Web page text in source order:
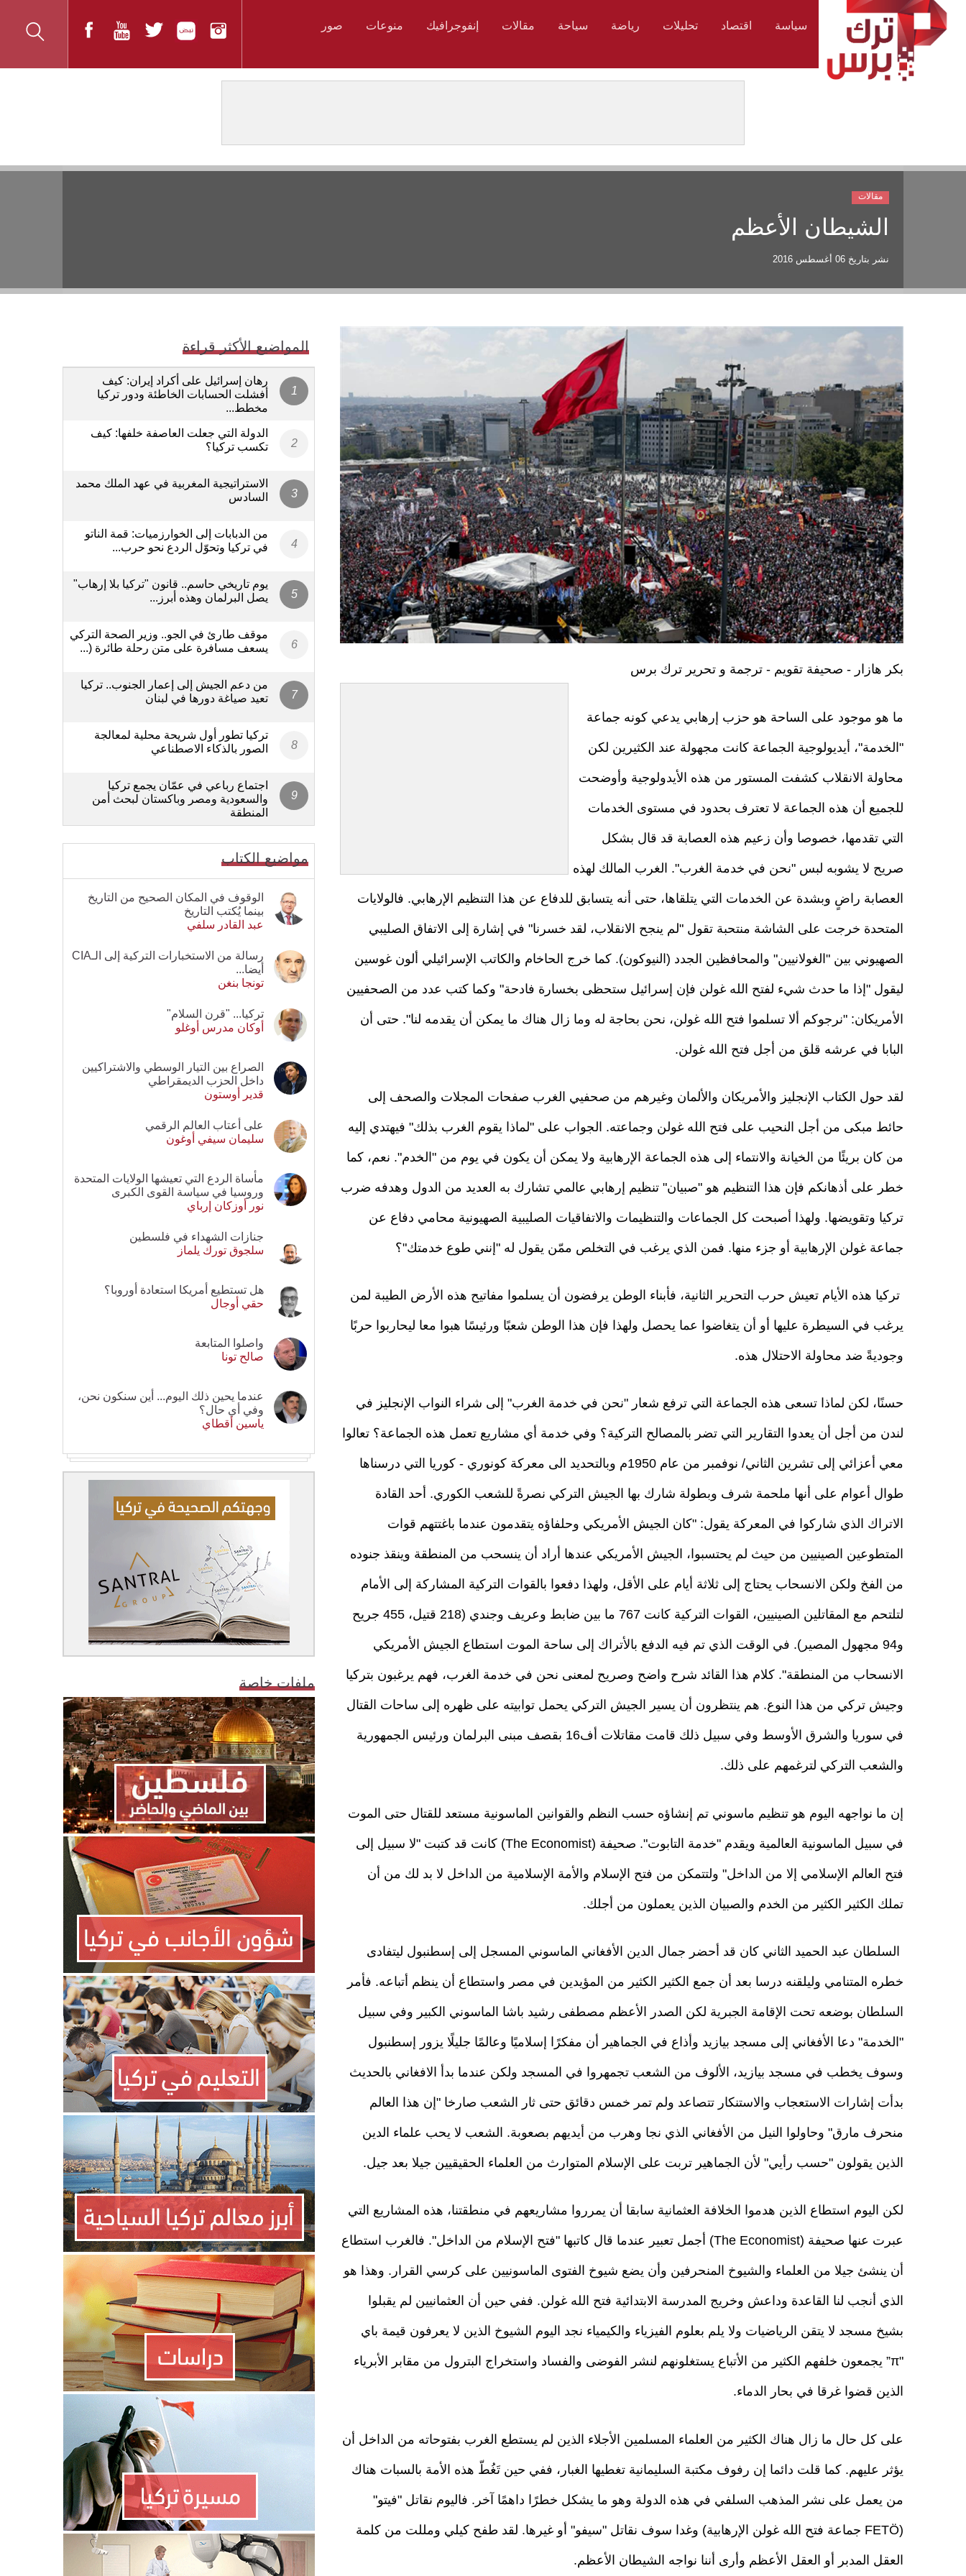
سياسة اقتصاد تحليلات رياضة سياحة مقالات إنفوجرافيك منوعات صور
الشيطان الأعظم
نشر بتاريخ 06 أغسطس 2016
مقالات
بكر هازار - صحيفة تقويم - ترجمة و تحرير ترك برس
ما هو موجود على الساحة هو حزب إرهابي يدعي كونه جماعة
"الخدمة"، أيديولوجية الجماعة كانت مجهولة عند الكثيرين لكن
محاولة الانقلاب كشفت المستور من هذه الأيدولوجية وأوضحت
للجميع أن هذه الجماعة لا تعترف بحدود في مستوى الخدمات
التي تقدمها، خصوصا وأن زعيم هذه العصابة قد قال بشكل
صريح لا يشوبه لبس "نحن في خدمة الغرب". الغرب المالك لهذه
العصابة راضٍ وبشدة عن الخدمات التي يتلقاها، حتى أنه يتسابق للدفاع عن هذا التنظيم الإرهابي. فالولايات
المتحدة خرجت على الشاشة منتحبة تقول "لم ينجح الانقلاب، لقد خسرنا" في إشارة إلى الاتفاق الصليبي
الصهيوني بين "الغولانيين" والمحافظين الجدد (النيوكون). كما خرج الحاخام والكاتب الإسرائيلي ألون غوسين
ليقول "إذا ما حدث شيء لفتح الله غولن فإن إسرائيل ستحظى بخسارة فادحة" وكما كتب عدد من الصحفيين
الأمريكان: "نرجوكم ألا تسلموا فتح الله غولن، نحن بحاجة له وما زال هناك ما يمكن أن يقدمه لنا". حتى أن
البابا في عرشه قلق من أجل فتح الله غولن.
لقد حول الكتاب الإنجليز والأمريكان والألمان وغيرهم من صحفيي الغرب صفحات المجلات والصحف إلى
حائط مبكى من أجل النحيب على فتح الله غولن وجماعته. الجواب على "لماذا يقوم الغرب بذلك" فيهتدي إليه
من كان بريئًا من الخيانة والانتماء إلى هذه الجماعة الإرهابية ولا يمكن أن يكون في يوم من "الخدم". نعم، كما
خطر على أذهانكم فإن هذا التنظيم هو "صبيان" تنظيم إرهابي عالمي تشارك به العديد من الدول وهدفه ضرب
تركيا وتقويضها. ولهذا أصبحت كل الجماعات والتنظيمات والاتفاقيات الصليبية الصهيونية محامي دفاع عن
جماعة غولن الإرهابية أو جزء منها. فمن الذي يرغب في التخلص ممّن يقول له "إنني طوع خدمتك"؟
تركيا هذه الأيام تعيش حرب التحرير الثانية، فأبناء الوطن يرفضون أن يسلموا مفاتيح هذه الأرض الطيبة لمن
يرغب في السيطرة عليها أو أن يتغاضوا عما يحصل ولهذا فإن هذا الوطن شعبًا ورئيسًا هبوا معا ليحاربوا حربًا
وجوديةً ضد محاولة الاحتلال هذه.
حسنًا، لكن لماذا تسعى هذه الجماعة التي ترفع شعار "نحن في خدمة الغرب" إلى شراء النواب الإنجليز في
لندن من أجل أن يعدوا التقارير التي تضر بالمصالح التركية؟ وفي خدمة أي مشاريع تعمل هذه الجماعة؟ تعالوا
معي أعزائي إلى تشرين الثاني/ نوفمبر من عام 1950م وبالتحديد الى معركة كونوري - كوريا التي درسناها
طوال أعوام على أنها ملحمة شرف وبطولة شارك بها الجيش التركي نصرةً للشعب الكوري. أحد القادة
الاتراك الذي شاركوا في المعركة يقول: "كان الجيش الأمريكي وحلفاؤه يتقدمون عندما باغتتهم قوات
المتطوعين الصينيين من حيث لم يحتسبوا، الجيش الأمريكي عندها أراد أن ينسحب من المنطقة وينقذ جنوده
من الفخ ولكن الانسحاب يحتاج إلى ثلاثة أيام على الأقل، ولهذا دفعوا بالقوات التركية المشاركة إلى الأمام
لتلتحم مع المقاتلين الصينيين، القوات التركية كانت 767 ما بين ضابط وعريف وجندي (218 قتيل، 455 جريح
و94 مجهول المصير). في الوقت الذي تم فيه الدفع بالأتراك إلى ساحة الموت استطاع الجيش الأمريكي
الانسحاب من المنطقة". كلام هذا القائد شرح واضح وصريح لمعنى نحن في خدمة الغرب، فهم يرغبون بتركيا
وجيش تركي من هذا النوع. هم ينتظرون أن يسير الجيش التركي يحمل توابيته على ظهره إلى ساحات القتال
في سوريا والشرق الأوسط وفي سبيل ذلك قامت مقاتلات أف16 بقصف مبنى البرلمان ورئيس الجمهورية
والشعب التركي لترغمهم على ذلك.
إن ما نواجهه اليوم هو تنظيم ماسوني تم إنشاؤه حسب النظم والقوانين الماسونية مستعد للقتال حتى الموت
في سبيل الماسونية العالمية ويقدم "خدمة التابوت". صحيفة (The Economist) كانت قد كتبت "لا سبيل إلى
فتح العالم الإسلامي إلا من الداخل" ولتتمكن من فتح الإسلام والأمة الإسلامية من الداخل لا بد لك من أن
تملك الكثير الكثير من الخدم والصبيان الذين يعملون من أجلك.
السلطان عبد الحميد الثاني كان قد أحضر جمال الدين الأفغاني الماسوني المسجل إلى إسطنبول ليتفادى
خطره المتنامي وليلقنه درسا بعد أن جمع الكثير الكثير من المؤيدين في مصر واستطاع أن ينظم أتباعه. فأمر
السلطان بوضعه تحت الإقامة الجبرية لكن الصدر الأعظم مصطفى رشيد باشا الماسوني الكبير وفي سبيل
"الخدمة" دعا الأفغاني إلى مسجد بيازيد وأذاع في الجماهير أن مفكرًا إسلاميًا وعالمًا جليلًا يزور إسطنبول
وسوف يخطب في مسجد بيازيد، الألوف من الشعب تجمهروا في المسجد ولكن عندما بدأ الافغاني بالحديث
بدأت إشارات الاستعجاب والاستنكار تتصاعد ولم تمر خمس دقائق حتى ثار الشعب صارخا "إن هذا العالم
منحرف مارق" وحاولوا النيل من الأفغاني الذي نجا وهرب من أيديهم بصعوبة. الشعب لا يحب علماء الدين
الذين يقولون "حسب رأيي" لأن الجماهير تربت على الإسلام المتوارث من العلماء الحقيقيين جيلا بعد جيل.
لكن اليوم استطاع الذين هدموا الخلافة العثمانية سابقا أن يمرروا مشاريعهم في منطقتنا، هذه المشاريع التي
عبرت عنها صحيفة (The Economist) أجمل تعبير عندما قال كاتبها "فتح الإسلام من الداخل". فالغرب استطاع
أن ينشئ جيلا من العلماء والشيوخ المنحرفين وأن يضع شيوخ الفتوى الماسونيين على كرسي القرار. وهذا هو
الذي أنجب لنا القاعدة وداعش وخريج المدرسة الابتدائية فتح الله غولن. ففي حين أن العثمانيين لم يقبلوا
بشيخ مسجد لا يتقن الرياضيات ولا يلم بعلوم الفيزياء والكيمياء نجد اليوم الشيوخ الذين لا يعرفون قيمة باي
"π” يجمعون خلفهم الكثير من الأتباع يستغلونهم لنشر الفوضى والفساد واستخراج البترول من مقابر الأبرياء
الذين قضوا غرقا في بحار الدماء.
على كل حال ما زال هناك الكثير من العلماء المسلمين الأجلاء الذين لم يستطع الغرب بفتوحاته من الداخل أن
يؤثر عليهم. كما قلت دائما إن رفوف مكتبة السليمانية تغطيها الغبار، ففي حين تَغُطّ هذه الأمة بالسبات هناك
من يعمل على نشر المذهب السلفي في هذه الدولة وهو ما يشكل خطرًا داهمًا آخر. فاليوم نقاتل "فيتو"
(FETÖ جماعة فتح الله غولن الإرهابية) وغدا سوف نقاتل "سيفو" أو غيرها. لقد طفح كيلي ومللت من كلمة
العقل المدبر أو العقل الأعظم وأرى أننا نواجه الشيطان الأعظم.
المواضيع الأكثر قراءة
رهان إسرائيل على أكراد إيران: كيف
أفشلت الحسابات الخاطئة ودور تركيا
مخطط...
الدولة التي جعلت العاصفة خلفها: كيف
تكسب تركيا؟
الاستراتيجية المغربية في عهد الملك محمد
السادس
من الدبابات إلى الخوارزميات: قمة الناتو
في تركيا وتحوّل الردع نحو حرب...
يوم تاريخي حاسم.. قانون "تركيا بلا إرهاب"
يصل البرلمان وهذه أبرز...
موقف طارئ في الجو.. وزير الصحة التركي
يسعف مسافرة على متن رحلة طائرة (...
من دعم الجيش إلى إعمار الجنوب.. تركيا
تعيد صياغة دورها في لبنان
تركيا تطور أول شريحة محلية لمعالجة
الصور بالذكاء الاصطناعي
اجتماع رباعي في عمّان يجمع تركيا
والسعودية ومصر وباكستان لبحث أمن
المنطقة
مواضيع الكتاب
الوقوف في المكان الصحيح من التاريخ
بينما يُكتب التاريخ
عبد القادر سلفي
رسالة من الاستخبارات التركية إلى الـCIA
أيضا...
تونجا بنغن
تركيا... "قرن السلام"
أوكان مدرس أوغلو
الصراع بين التيار الوسطي والاشتراكيين
داخل الحزب الديمقراطي
قدير أوستون
على أعتاب العالم الرقمي
سليمان سيفي أوغون
مأساة الردع التي تعيشها الولايات المتحدة
وروسيا في سياسة القوى الكبرى
نور أوزكان إرباي
جنازات الشهداء في فلسطين
سلجوق تورك يلماز
هل تستطيع أمريكا استعادة أوروبا؟
حقي أوجال
واصلوا المتابعة
صالح تونا
عندما يحين ذلك اليوم... أين سنكون نحن،
وفي أي حال؟
ياسين أقطاي
ملفات خاصة